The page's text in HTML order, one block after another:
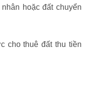
hoặc đất chuyển
cho thuê đất thu tiền